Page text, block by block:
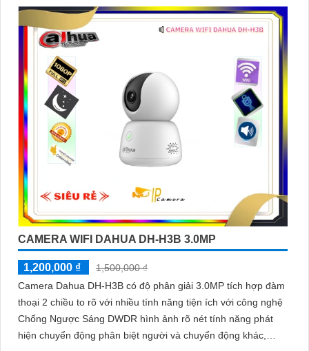
CAMERA WIFI DAHUA DH-H3B 3.0MP
1,200,000 ₫
1,500,000 ₫
Camera Dahua DH-H3B có độ phân giải 3.0MP tích hợp đàm
thoại 2 chiều to rõ với nhiều tính năng tiện ích với công nghệ
Chống Ngược Sáng DWDR hình ảnh rõ nét tính năng phát
hiện chuyển động phân biệt người và chuyển động khác,